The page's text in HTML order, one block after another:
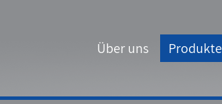
Über uns Produkte